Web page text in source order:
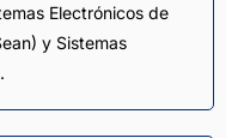
Electrónicos de
y Sistemas